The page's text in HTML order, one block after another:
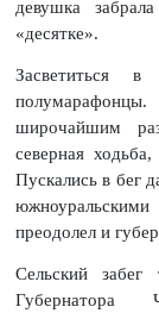
девушка
«десятке».
Засветиться
широчайшим
северная
Пускались в бег
преодолел и
Сельский
Губернатора